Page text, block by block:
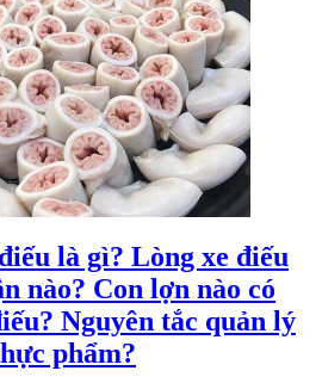
là gì? Lòng xe điếu
nào? Con lợn nào có
Nguyên tắc quản lý
phẩm?